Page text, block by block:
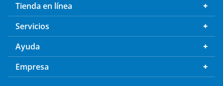
Tienda en línea
Servicios
Ayuda
Empresa